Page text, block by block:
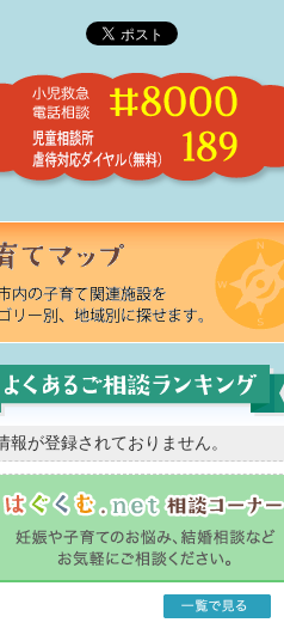
報が登録されておりません。